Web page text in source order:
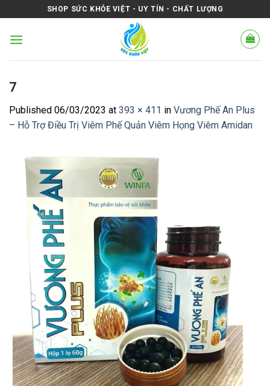
to
content
SHOP SỨC KHỎE VIỆT - UY TÍN - CHẤT LƯỢNG
7
Published 06/03/2023 at 393 × 411 in Vương Phế An Plus
– Hỗ Trợ Điều Trị Viêm Phế Quản Viêm Họng Viêm Amidan